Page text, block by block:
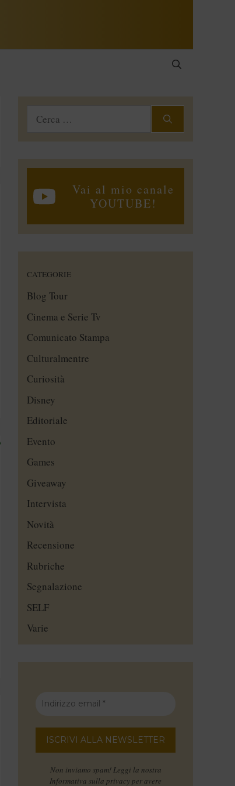
Ricerca
Vai al mio canale
YOUTUBE!
CATEGORIE
Blog Tour
Cinema e Serie Tv
Comunicato Stampa
Culturalmentre
Curiosità
Disney
Editoriale
Evento
Games
Giveaway
Intervista
Novità
Recensione
Rubriche
Segnalazione
SELF
Varie
Non inviamo spam! Leggi la nostra
Informativa sulla privacy per avere